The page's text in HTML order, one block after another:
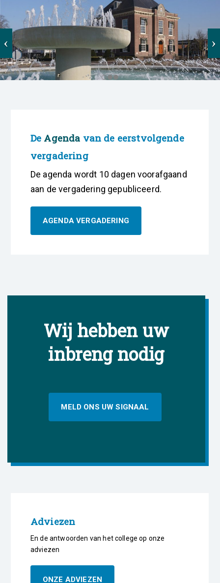
De Agenda van de eerstvolgende
vergadering
De agenda wordt 10 dagen voorafgaand
aan de vergadering gepubliceerd.
AGENDA VERGADERING
Wij hebben uw
inbreng nodig
MELD ONS UW SIGNAAL
Adviezen
En de antwoorden van het college op onze
adviezen
ONZE ADVIEZEN